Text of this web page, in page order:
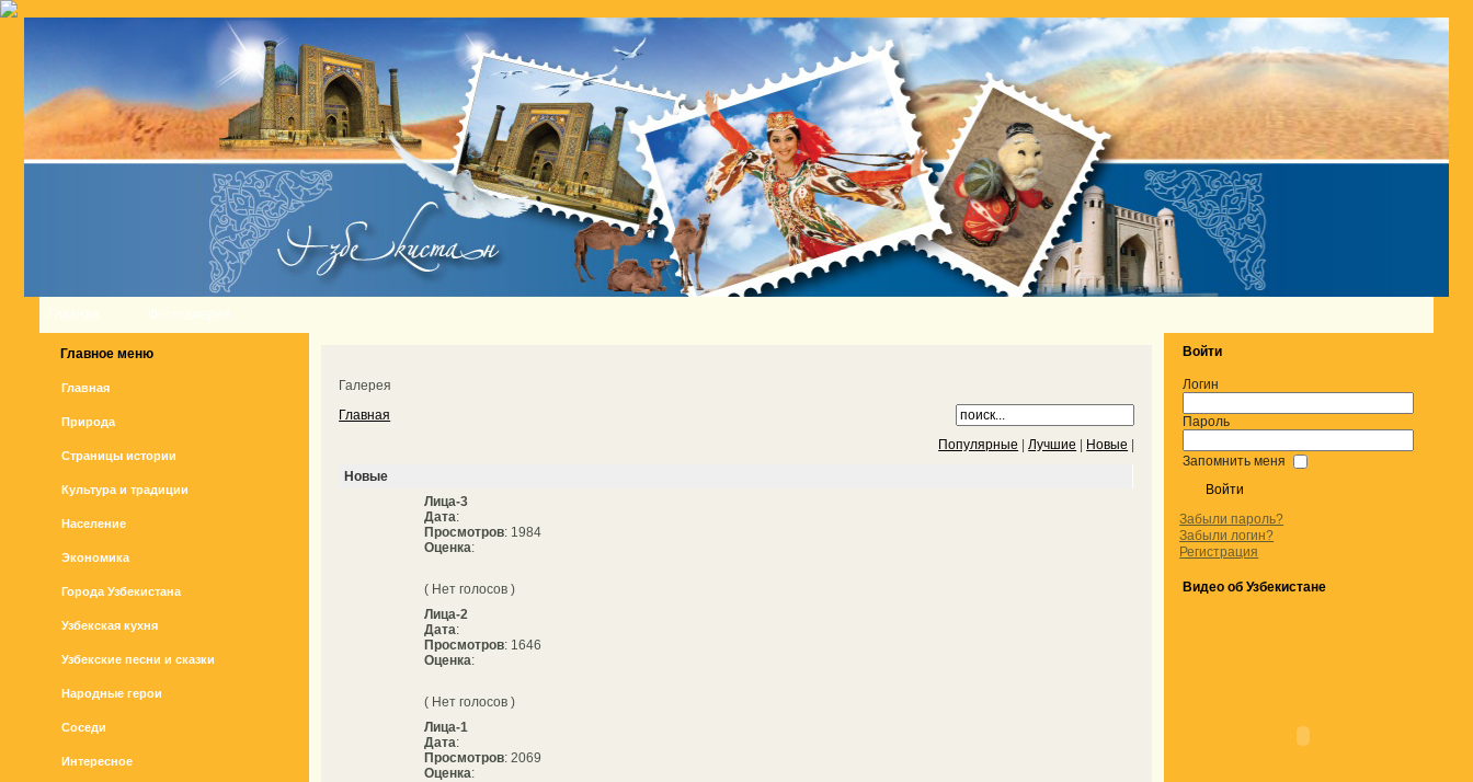
Главное меню
Главная
Природа
Страницы истории
Культура и традиции
Население
Экономика
Города Узбекистана
Узбекская кухня
Узбекские песни и сказки
Народные герои
Соседи
Интересное
Галерея
Главная
Популярные |Лучшие Новые
Новые
Лица-3
Дата:
Просмотров: 1984
Оценка:
( Нет голосов )
Лица-2
Дата:
Просмотров: 1646
Оценка:
( Нет голосов )
Лица-1
Дата:
Просмотров: 2069
Оценка:
Войти
Логин
Пароль
Запомнить меня
Забыли пароль?
Забыли логин?
Регистрация
Видео об Узбекистане